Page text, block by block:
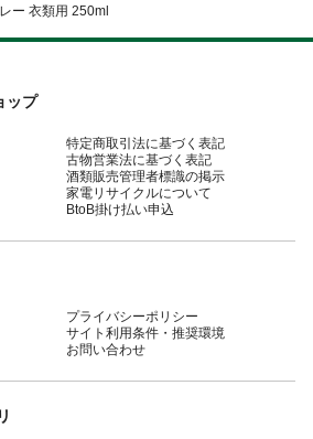
ー 衣類用 250ml
ップ
特定商取引法に基づく表記
古物営業法に基づく表記
酒類販売管理者標識の掲示
家電リサイクルについて
BtoB掛け払い申込
プライバシーポリシー
サイト利用条件・推奨環境
お問い合わせ